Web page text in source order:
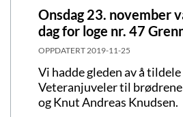
Onsdag 23. november
dag for loge nr. 47
OPPDATERT 2019-11-25
Vi hadde gleden av å tildele
Veteranjuveler til brødrene
og Knut Andreas Knudsen.